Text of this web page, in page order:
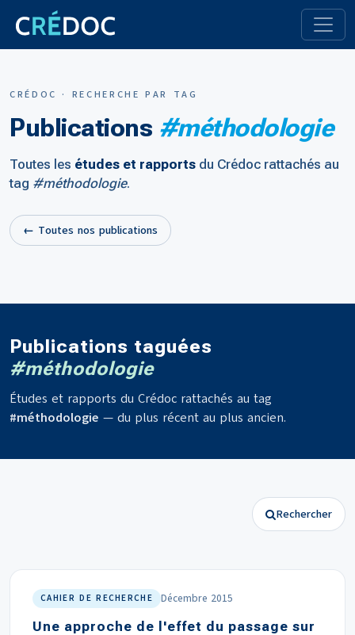
CRÉDOC · RECHERCHE PAR TAG
Publications #méthodologie
Toutes les études et rapports du Crédoc rattachés au
tag #méthodologie.
← Toutes nos publications
Publications taguées
#méthodologie
Études et rapports du Crédoc rattachés au tag
#méthodologie — du plus récent au plus ancien.
Rechercher
CAHIER DE RECHERCHE Décembre 2015
Une approche de l'effet du passage sur